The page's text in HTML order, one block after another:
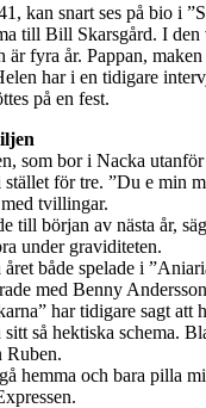
kan snart ses på bio i
till Bill Skarsgård. I
är fyra år. Pappan,
har i en tidigare
på en fest.
som bor i Nacka
för tre. ”Du e min
­tvillingar.
till början av nästa år,
under graviditeten.
både ­spelade i
med Benny
har tidigare sagt att
sitt så hektiska schema.
Ruben.
hemma och bara pilla